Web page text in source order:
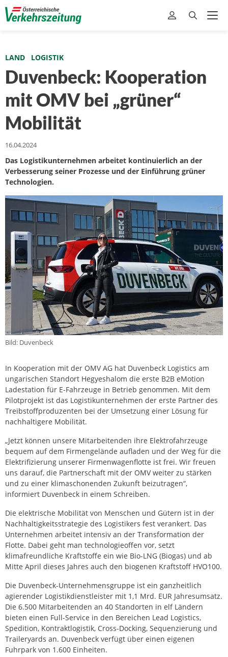
LAND LOGISTIK
Duvenbeck: Kooperation
mit OMV bei „grüner“
Mobilität
16.04.2024
Das Logistikunternehmen arbeitet kontinuierlich an der
Verbesserung seiner Prozesse und der Einführung grüner
Technologien.
Bild: Duvenbeck
In Kooperation mit der OMV AG hat Duvenbeck Logistics am
ungarischen Standort Hegyeshalom die erste B2B eMotion
Ladestation für E-Fahrzeuge in Betrieb genommen. Mit dem
Pilotprojekt ist das Logistikunternehmen der erste Partner des
Treibstoffproduzenten bei der Umsetzung einer Lösung für
nachhaltigere Mobilität.
„Jetzt können unsere Mitarbeitenden ihre Elektrofahrzeuge
bequem auf dem Firmengelände aufladen und der Weg für die
Elektrifizierung unserer Firmenwagenflotte ist frei. Wir freuen
uns darauf, die Partnerschaft mit der OMV weiter zu stärken
und zu einer klimaschonenden Zukunft beizutragen“,
informiert Duvenbeck in einem Schreiben.
Die elektrische Mobilität von Menschen und Gütern ist in der
Nachhaltigkeitsstrategie des Logistikers fest verankert. Das
Unternehmen arbeitet intensiv an der Transformation der
Flotte. Dabei geht man technologieoffen vor, setzt
klimafreundliche Kraftstoffe ein wie Bio-LNG (Biogas) und ab
Mitte April dieses Jahres auch den biogenen Kraftstoff HVO100.
Die Duvenbeck-Unternehmensgruppe ist ein ganzheitlich
agierender Logistikdienstleister mit 1,1 Mrd. EUR Jahresumsatz.
Die 6.500 Mitarbeitenden an 40 Standorten in elf Ländern
bieten einen Full-Service in den Bereichen Lead Logistics,
Spedition, Kontraktlogistik, Cross-Docking, Sequenzierung und
Traileryards an. Duvenbeck verfügt über einen eigenen
Fuhrpark von 1.600 Einheiten.